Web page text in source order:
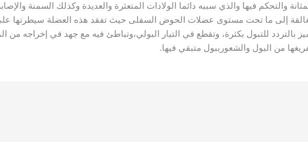
والتحكم فيها والذي سببه دائما الولادات المتعثرة والعديدة وكذلك السمنة
إلى ما تحت مستوى عضلات الحوض السفلى حيث تفقد هذه العضلة سيطرتها
بالتردد للتبول بكثرة، وتقطع في التيار البولي،وتباطئ فيه مع جهد في إخراجه من
من البول والشعورببول متبقي فيها.